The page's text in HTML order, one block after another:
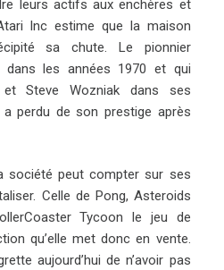
leurs actifs aux enchères et
Inc estime que la maison
sa chute. Le pionnier
dans les années 1970 et qui
Steve Wozniak dans ses
perdu de son prestige après
société peut compter sur ses
Celle de Pong, Asteroids
Tycoon le jeu de
qu’elle met donc en vente.
aujourd’hui de n’avoir pas